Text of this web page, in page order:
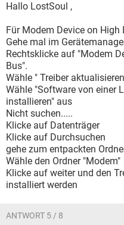
Hallo LostSoul ,
Für Modem Device on
Gehe mal im
Rechtsklicke auf "Modem
Bus".
Wähle " Treiber
Wähle "Software von einer
installieren" aus
Nicht suchen.....
Klicke auf Datenträger
Klicke auf Durchsuchen
gehe zum entpackten
Wähle den Ordner "Modem"
Klicke auf weiter und den
installiert werden
ANTWORT 5 / 8